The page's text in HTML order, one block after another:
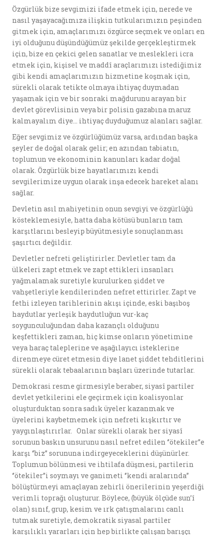
Özgürlük bize sevgimizi ifade etmek için, nerede ve
nasıl yaşayacağımıza ilişkin tutkularımızın peşinden
gitmek için, amaçlarımızı özgürce seçmek ve onları en
iyi olduğunu düşündüğümüz şekilde gerçekleştirmek
için, bize en çekici gelen sanatlar ve meslekleri icra
etmek için, kişisel ve maddî araçlarımızı istediğimiz
gibi kendi amaçlarımızın hizmetine koşmak için,
sürekli olarak tetikte olmaya ihtiyaç duymadan
yaşamak için ve bir sonraki mağdurunu arayan bir
devlet görevlisinin veya bir polisin gazabına maruz
kalmayalım diye… ihtiyaç duyduğumuz alanları sağlar.
Eğer sevgimiz ve özgürlüğümüz varsa, ardından başka
şeyler de doğal olarak gelir; en azından tabiatın,
toplumun ve ekonominin kanunları kadar doğal
olarak. Özgürlük bize hayatlarımızı kendi
sevgilerimize uygun olarak inşa edecek hareket alanı
sağlar.
Devletin asıl mahiyetinin onun sevgiyi ve özgürlüğü
kösteklemesiyle, hatta daha kötüsü bunların tam
karşıtlarını besleyip büyütmesiyle sonuçlanması
şaşırtıcı değildir.
Devletler nefreti geliştirirler. Devletler tam da
ülkeleri zapt etmek ve zapt ettikleri insanları
yağmalamak suretiyle kurulurken şiddet ve
vahşetleriyle kendilerinden nefret ettirirler. Zapt ve
fethi izleyen tarihlerinin akışı içinde, eski başıboş
haydutlar yerleşik haydutluğun vur-kaç
soygunculuğundan daha kazançlı olduğunu
keşfettikleri zaman, hiç kimse onların yönetimine
veya haraç taleplerine ve aşağılayıcı isteklerine
direnmeye cüret etmesin diye lanet şiddet tehditlerini
sürekli olarak tebaalarının başları üzerinde tutarlar.
Demokrasi resme girmesiyle beraber, siyasî partiler
devlet yetkilerini ele geçirmek için koalisyonlar
oluşturduktan sonra sadık üyeler kazanmak ve
üyelerini kaybetmemek için nefreti kışkırtır ve
yaygınlaştırırlar. Onlar sürekli olarak her siyasî
sorunun baskın unsurunu nasıl nefret edilen ‘’ötekiler’’e
karşı ‘’biz’’ sorununa indirgeyeceklerini düşünürler.
Toplumun bölünmesi ve ihtilafa düşmesi, partilerin
‘’ötekiler’’i soymayı ve ganimeti ‘’kendi aralarında’’
bölüştürmeyi amaçlayan zehirli önerilerinin yeşerdiği
verimli toprağı oluşturur. Böylece, (büyük ölçüde sun’î
olan) sınıf, grup, kesim ve ırk çatışmalarını canlı
tutmak suretiyle, demokratik siyasal partiler
karşılıklı yararları için hep birlikte çalışan barışçı